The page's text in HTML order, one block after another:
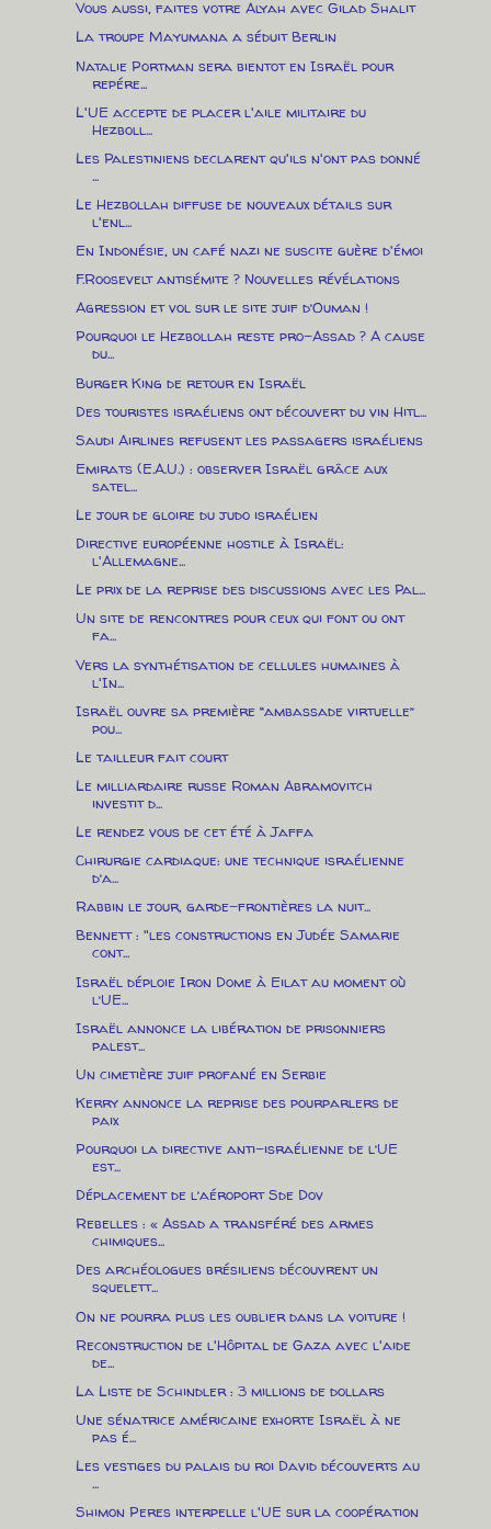
Vous aussi, faites votre Alyah avec Gilad Shalit
La troupe Mayumana a séduit Berlin
Natalie Portman sera bientot en Israël pour
repére...
L'UE accepte de placer l'aile militaire du
Hezboll...
Les Palestiniens declarent qu'ils n'ont pas donné
...
Le Hezbollah diffuse de nouveaux détails sur
l'enl...
En Indonésie, un café nazi ne suscite guère d'émoi
F.Roosevelt antisémite ? Nouvelles révélations
Agression et vol sur le site juif d’Ouman !
Pourquoi le Hezbollah reste pro-Assad ? A cause
du...
Burger King de retour en Israël
Des touristes israéliens ont découvert du vin Hitl...
Saudi Airlines refusent les passagers israéliens
Emirats (E.A.U.) : observer Israël grâce aux
satel...
Le jour de gloire du judo israélien
Directive européenne hostile à Israël:
l'Allemagne...
Le prix de la reprise des discussions avec les Pal...
Un site de rencontres pour ceux qui font ou ont
fa...
Vers la synthétisation de cellules humaines à
l'In...
Israël ouvre sa première “ambassade virtuelle”
pou...
Le tailleur fait court
Le milliardaire russe Roman Abramovitch
investit d...
Le rendez vous de cet été à Jaffa
Chirurgie cardiaque: une technique israélienne
d’a...
Rabbin le jour, garde-frontières la nuit...
Bennett : "les constructions en Judée Samarie
cont...
Israël déploie Iron Dome à Eilat au moment où
l’UE...
Israël annonce la libération de prisonniers
palest...
Un cimetière juif profané en Serbie
Kerry annonce la reprise des pourparlers de
paix
Pourquoi la directive anti-israélienne de l’UE
est...
Déplacement de l’aéroport Sde Dov
Rebelles : « Assad a transféré des armes
chimiques...
Des archéologues brésiliens découvrent un
squelett...
On ne pourra plus les oublier dans la voiture !
Reconstruction de l'Hôpital de Gaza avec l'aide
de...
La Liste de Schindler : 3 millions de dollars
Une sénatrice américaine exhorte Israël à ne
pas é...
Les vestiges du palais du roi David découverts au
...
Shimon Peres interpelle l'UE sur la coopération